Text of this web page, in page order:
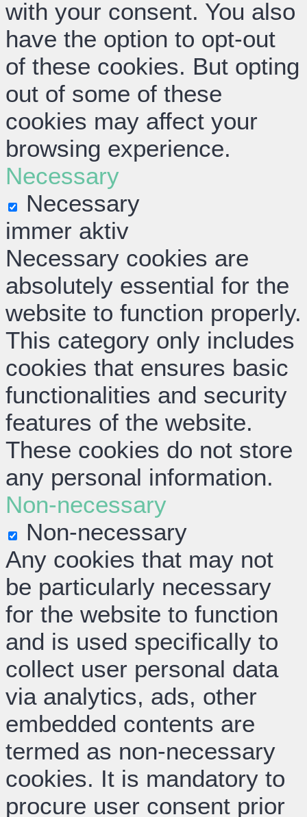
with your consent. You also
have the option to opt-out
of these cookies. But opting
out of some of these
cookies may affect your
browsing experience.
Necessary
Necessary
immer aktiv
Necessary cookies are
absolutely essential for the
website to function properly.
This category only includes
cookies that ensures basic
functionalities and security
features of the website.
These cookies do not store
any personal information.
Non-necessary
Non-necessary
Any cookies that may not
be particularly necessary
for the website to function
and is used specifically to
collect user personal data
via analytics, ads, other
embedded contents are
termed as non-necessary
cookies. It is mandatory to
procure user consent prior